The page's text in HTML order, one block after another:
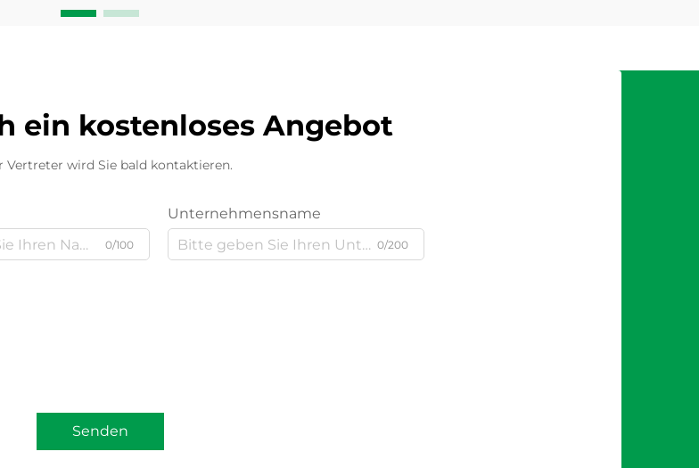
ein kostenloses Angebot
Vertreter wird Sie bald kontaktieren.
0/100
Unternehmensname
0/200
Senden